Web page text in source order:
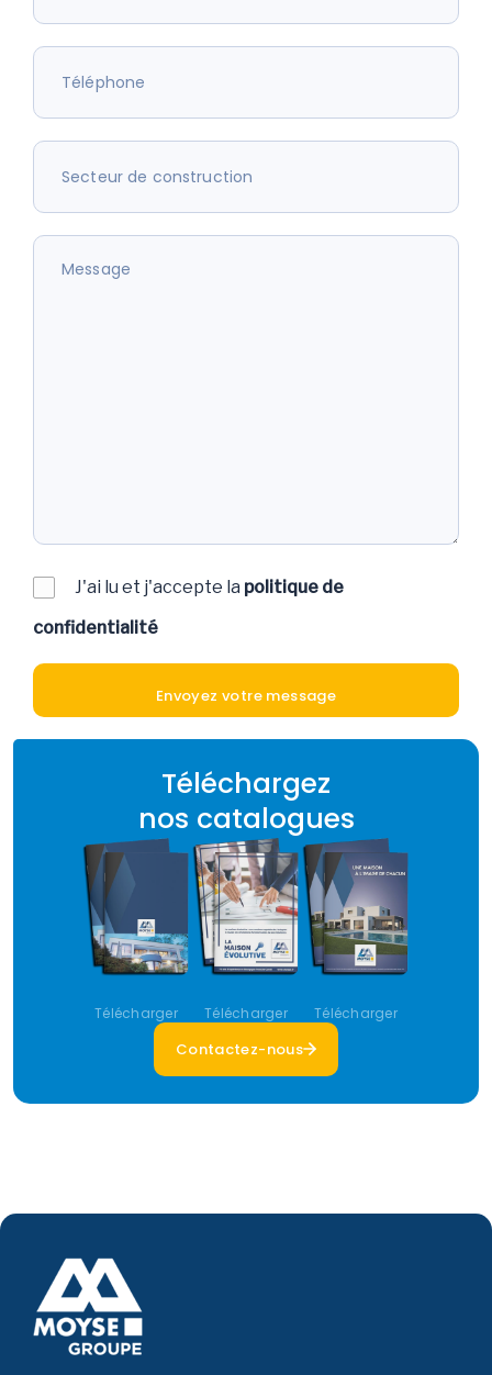
J'ai lu et j'accepte la politique de
confidentialité
Téléchargez
nos catalogues
Télécharger Télécharger Télécharger
Contactez-nous